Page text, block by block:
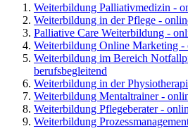
Weiterbildung Palliativmedizin -
Weiterbildung in der Pflege -
Palliative Care Weiterbildung -
Weiterbildung Online Marketing -
Weiterbildung im Bereich
berufsbegleitend
Weiterbildung in der
Weiterbildung Mentaltrainer -
Weiterbildung Pflegeberater -
Weiterbildung